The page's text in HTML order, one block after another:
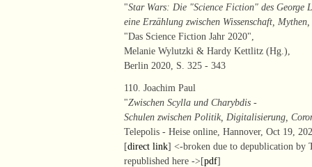
"Star Wars: Die "Science Fiction" des George
eine Erzählung zwischen Wissenschaft,
"Das Science Fiction Jahr 2020",
Melanie Wylutzki & Hardy Kettlitz (Hg.),
Berlin 2020, S. 325 - 343
110. Joachim Paul
"Zwischen Scylla und Charybdis -
Schulen zwischen Politik, Digitalisierung,
Telepolis - Heise online, Hannover, Oct 19,
[direct link] <-broken due to depublication by
republished here ->[pdf]